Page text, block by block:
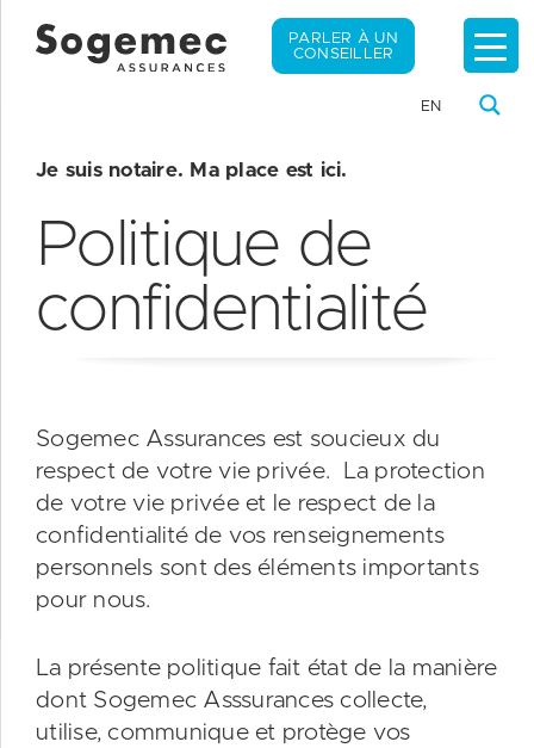
EN
PARLER À UN
CONSEILLER
Je suis notaire. Ma place est ici.
Politique de
confidentialité
Sogemec Assurances est soucieux du
respect de votre vie privée. La protection
de votre vie privée et le respect de la
confidentialité de vos renseignements
personnels sont des éléments importants
pour nous.
La présente politique fait état de la manière
dont Sogemec Asssurances collecte,
utilise, communique et protège vos